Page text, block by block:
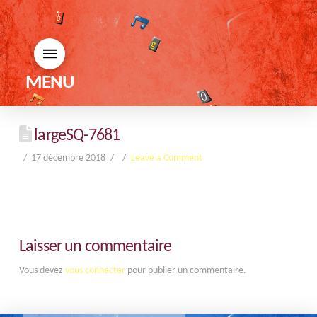
MENU
largeSQ-7681
17 décembre 2018 Leave a Comment
Laisser un commentaire
Vous devez vous connecterpour publier un commentaire.